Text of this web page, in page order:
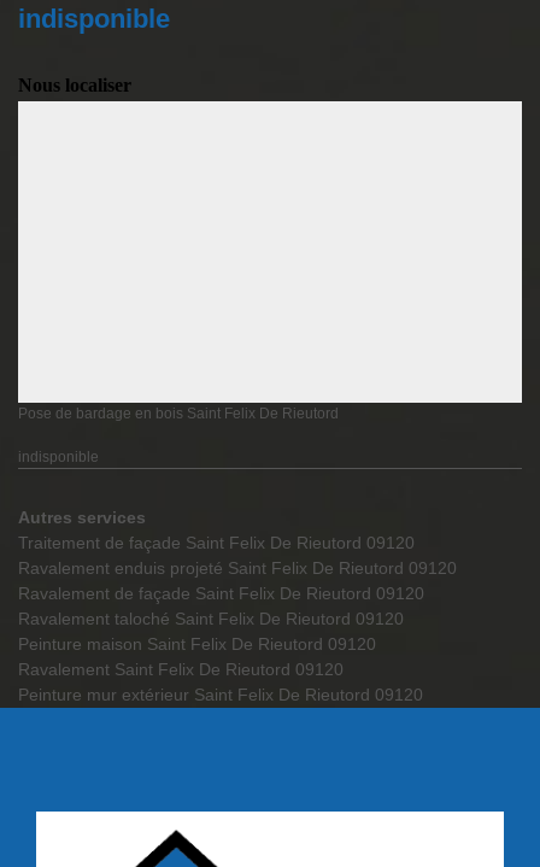
indisponible
Nous localiser
Pose de bardage en bois Saint Felix De Rieutord
indisponible
Autres services
Traitement de façade Saint Felix De Rieutord 09120
Ravalement enduis projeté Saint Felix De Rieutord 09120
Ravalement de façade Saint Felix De Rieutord 09120
Ravalement taloché Saint Felix De Rieutord 09120
Peinture maison Saint Felix De Rieutord 09120
Ravalement Saint Felix De Rieutord 09120
Peinture mur extérieur Saint Felix De Rieutord 09120